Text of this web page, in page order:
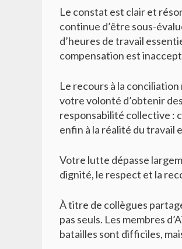
Le constat est clair et
continue d’être sous-
d’heures de travail
compensation est
Le recours à la
votre volonté d’obtenir
responsabilité collective :
enfin à la réalité du travail
Votre lutte dépasse
dignité, le respect et la
À titre de collègues
pas seuls. Les membres
batailles sont difficiles,